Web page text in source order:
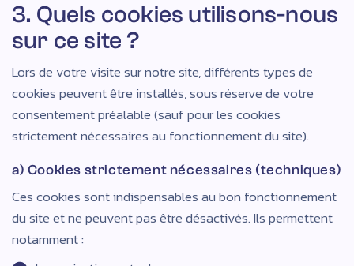
3. Quels cookies utilisons-nous
sur ce site ?
Lors de votre visite sur notre site, différents types de
cookies peuvent être installés, sous réserve de votre
consentement préalable (sauf pour les cookies
strictement nécessaires au fonctionnement du site).
a) Cookies strictement nécessaires (techniques)
Ces cookies sont indispensables au bon fonctionnement
du site et ne peuvent pas être désactivés. Ils permettent
notamment :